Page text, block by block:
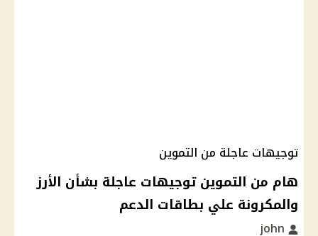
توجيهات عاجلة من التموين
هام من التموين توجيهات عاجلة بشأن الأرز
والمكرونة علي بطاقات الدعم